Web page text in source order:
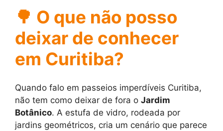
🌳 O que não posso
deixar de conhecer
em Curitiba?
Quando falo em passeios imperdíveis Curitiba,
não tem como deixar de fora o Jardim
Botânico. A estufa de vidro, rodeada por
jardins geométricos, cria um cenário que parece